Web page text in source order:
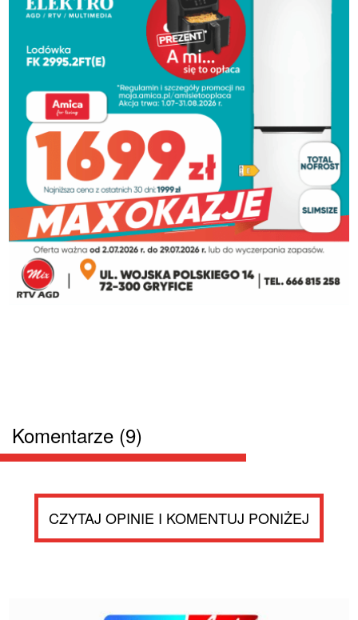
Komentarze (9)
CZYTAJ OPINIE I KOMENTUJ PONIŻEJ